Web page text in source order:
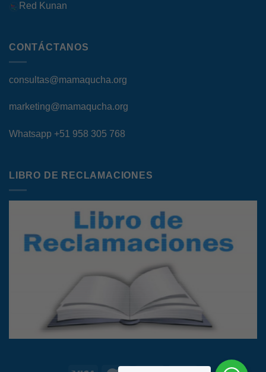
Red Kunan
CONTÁCTANOS
consultas@mamaqucha.org
marketing@mamaqucha.org
Whatsapp +51 958 305 768
LIBRO DE RECLAMACIONES